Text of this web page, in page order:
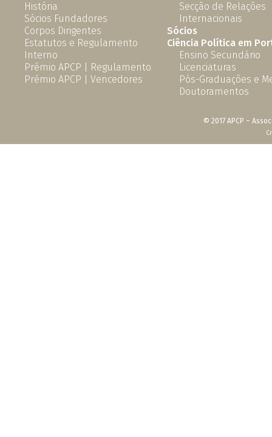
História
Sócios Fundadores
Corpos Dirigentes
Estatutos e Regulamento
Interno
Prémio APCP | Regulamento
Prémio APCP | Vencedores
Secção de Relações
Internacionais
Sócios
Ciência Política em
Ensino Secundário
Licenciaturas
Pós-Graduações e
Doutoramentos
© 2017 APCP –